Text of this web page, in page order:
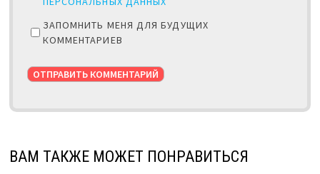
ЗАПОМНИТЬ МЕНЯ ДЛЯ БУДУЩИХ
КОММЕНТАРИЕВ
ВАМ ТАКЖЕ МОЖЕТ ПОНРАВИТЬСЯ